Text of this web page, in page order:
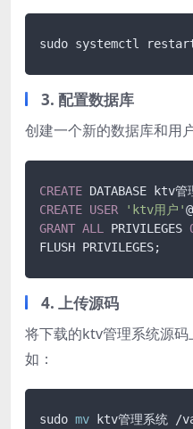
sudo systemctl
3. 配置数据库
创建一个新的数据库和用
CREATE DATABASE ktv管
CREATE USER 'ktv用户'@
GRANT ALL PRIVILEGES
FLUSH PRIVILEGES;
4. 上传源码
将下载的ktv管理系统源
如：
sudo mv ktv管理系统 /